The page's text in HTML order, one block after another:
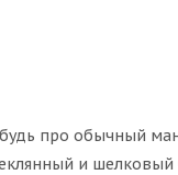
про обычный
и